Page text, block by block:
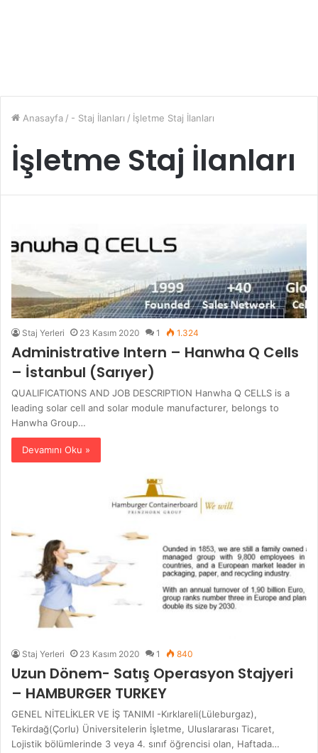
Anasayfa / - Staj İlanları / İşletme Staj İlanları
İşletme Staj İlanları
Staj Yerleri 23 Kasım 2020 1 1.324
Administrative Intern – Hanwha Q Cells
– İstanbul (Sarıyer)
QUALIFICATIONS AND JOB DESCRIPTION Hanwha Q CELLS is a
leading solar cell and solar module manufacturer, belongs to
Hanwha Group…
Devamını Oku »
Staj Yerleri 23 Kasım 2020 1 840
Uzun Dönem- Satış Operasyon Stajyeri
– HAMBURGER TURKEY
GENEL NİTELİKLER VE İŞ TANIMI -Kırklareli(Lüleburgaz),
Tekirdağ(Çorlu) Üniversitelerin İşletme, Uluslararası Ticaret,
Lojistik bölümlerinde 3 veya 4. sınıf öğrencisi olan, Haftada…